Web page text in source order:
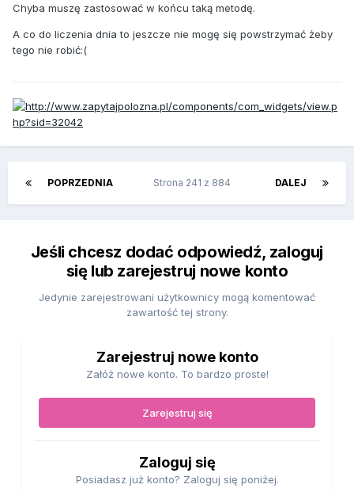
Chyba muszę zastosować w końcu taką metodę.
A co do liczenia dnia to jeszcze nie mogę się powstrzymać żeby
tego nie robić:(
POPRZEDNIA DALEJ
Strona 241 z 884
Jeśli chcesz dodać odpowiedź, zaloguj
się lub zarejestruj nowe konto
Jedynie zarejestrowani użytkownicy mogą komentować
zawartość tej strony.
Zarejestruj nowe konto
Załóż nowe konto. To bardzo proste!
Zarejestruj się
Zaloguj się
Posiadasz już konto? Zaloguj się poniżej.